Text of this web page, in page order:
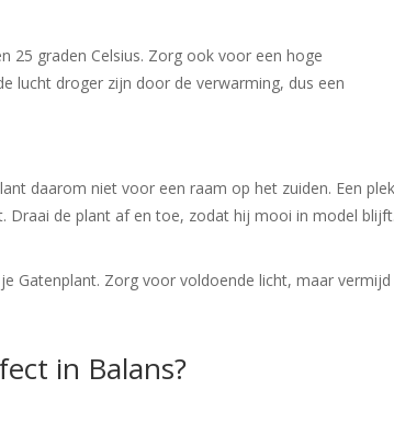
25 graden Celsius. Zorg ook voor een hoge
lucht droger zijn door de verwarming, dus een
daarom niet voor een raam op het zuiden. Een plek
de plant af en toe, zodat hij mooi in model blijft.
Gatenplant. Zorg voor voldoende licht, maar vermijd
in Balans?